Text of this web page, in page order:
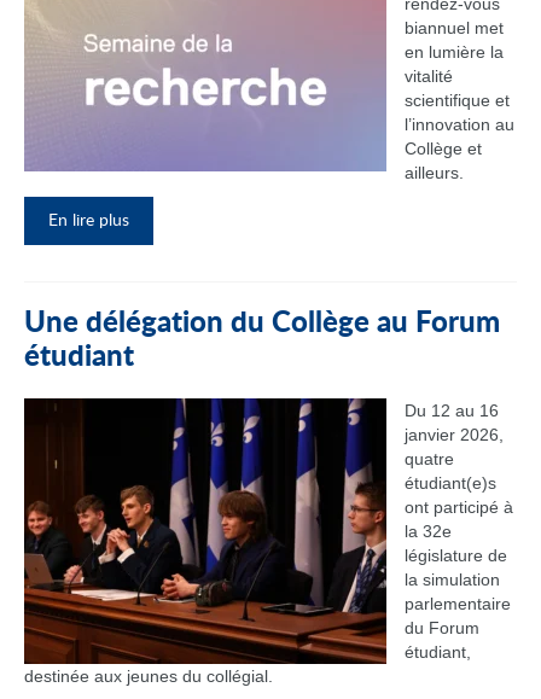
biannuel met
en lumière la
vitalité
scientifique et
l’innovation au
Collège et
ailleurs.
En lire plus
Une délégation du Collège au Forum
étudiant
Du 12 au 16
janvier 2026,
quatre
étudiant(e)s
ont participé à
la 32e
législature de
la simulation
parlementaire
du Forum
étudiant,
destinée aux jeunes du collégial.